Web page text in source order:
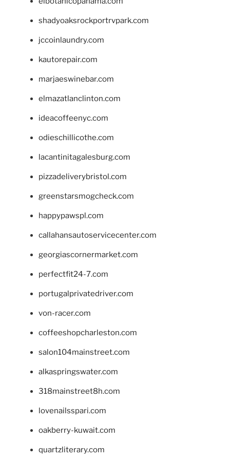
shadyoaksrockportrvpark.com
jccoinlaundry.com
kautorepair.com
marjaeswinebar.com
elmazatlanclinton.com
ideacoffeenyc.com
odieschillicothe.com
lacantinitagalesburg.com
pizzadeliverybristol.com
greenstarsmogcheck.com
happypawspl.com
callahansautoservicecenter.com
georgiascornermarket.com
perfectfit24-7.com
portugalprivatedriver.com
von-racer.com
coffeeshopcharleston.com
salon104mainstreet.com
alkaspringswater.com
318mainstreet8h.com
lovenailsspari.com
oakberry-kuwait.com
quartzliterary.com